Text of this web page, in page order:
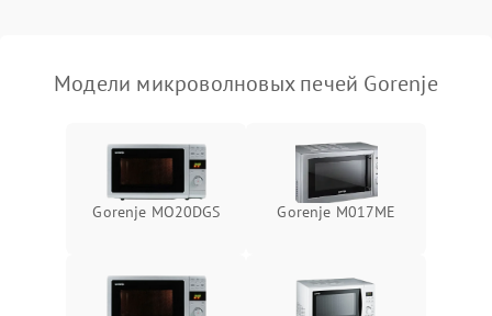
Сломался трансформатор Подробнее →
Модели микроволновых печей Gorenje
Gorenje MO20DGS Gorenje M017ME